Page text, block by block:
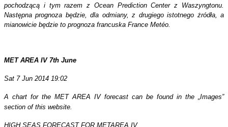
pochodzącą i tym razem z Ocean Prediction Center z Waszyngtonu.
Następna prognoza będzie, dla odmiany, z drugiego istotnego żródła, a
mianowicie będzie to prognoza francuska France Metéo.
MET AREA IV 7th June
Sat 7 Jun 2014 19:02
A chart for the MET AREA IV forecast can be found in the „Images”
section of this website.
HIGH SEAS FORECAST FOR METAREA IV